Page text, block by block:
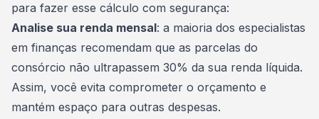
para fazer esse cálculo com segurança:
Analise sua renda mensal: a maioria dos especialistas
em finanças recomendam que as parcelas do
consórcio não ultrapassem 30% da sua renda líquida.
Assim, você evita comprometer o orçamento e
mantém espaço para outras despesas.